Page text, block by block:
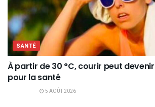
SANTÉ
À partir de 30 °C, courir peut
pour la santé
5 AOÛT 2026